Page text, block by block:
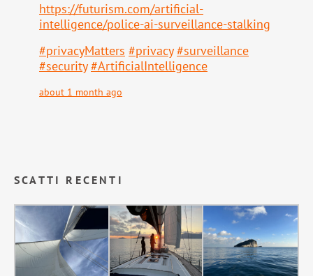
https://futurism.com/artificial-
intelligence/police-ai-surveillance-stalking
#privacyMatters #privacy #surveillance
#security #ArtificialIntelligence
about 1 month ago
SCATTI RECENTI